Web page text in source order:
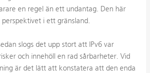
en regel än ett undantag. Den här
i ett gränsland.
slogs det upp stort att IPv6 var
och innehöll en rad sårbarheter. Vid
är det lätt att konstatera att den enda